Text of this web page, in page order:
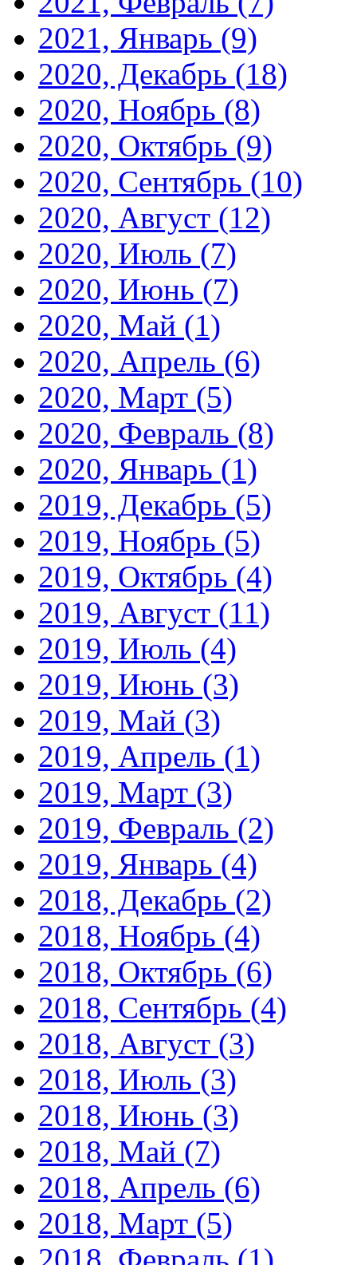
2021, Январь (9)
2020, Декабрь (18)
2020, Ноябрь (8)
2020, Октябрь (9)
2020, Сентябрь (10)
2020, Август (12)
2020, Июль (7)
2020, Июнь (7)
2020, Май (1)
2020, Апрель (6)
2020, Март (5)
2020, Февраль (8)
2020, Январь (1)
2019, Декабрь (5)
2019, Ноябрь (5)
2019, Октябрь (4)
2019, Август (11)
2019, Июль (4)
2019, Июнь (3)
2019, Май (3)
2019, Апрель (1)
2019, Март (3)
2019, Февраль (2)
2019, Январь (4)
2018, Декабрь (2)
2018, Ноябрь (4)
2018, Октябрь (6)
2018, Сентябрь (4)
2018, Август (3)
2018, Июль (3)
2018, Июнь (3)
2018, Май (7)
2018, Апрель (6)
2018, Март (5)